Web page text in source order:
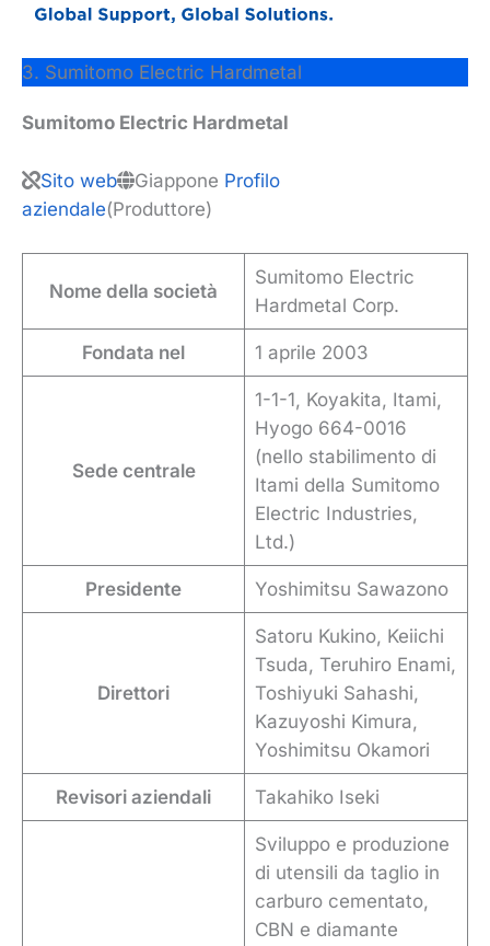
3. Sumitomo Electric Hardmetal
Sumitomo Electric Hardmetal
Sito web Giappone Profilo
aziendale(Produttore)
Nome della società
Sumitomo Electric
Hardmetal Corp.
Fondata nel 1 aprile 2003
Sede centrale
1-1-1, Koyakita, Itami,
Hyogo 664-0016
(nello stabilimento di
Itami della Sumitomo
Electric Industries,
Ltd.)
Presidente Yoshimitsu Sawazono
Direttori
Satoru Kukino, Keiichi
Tsuda, Teruhiro Enami,
Toshiyuki Sahashi,
Kazuyoshi Kimura,
Yoshimitsu Okamori
Revisori aziendali Takahiko Iseki
Sviluppo e produzione
di utensili da taglio in
carburo cementato,
CBN e diamante